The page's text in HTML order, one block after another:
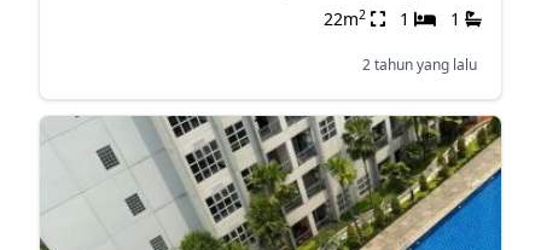
22m2 1 1
2 tahun yang lalu